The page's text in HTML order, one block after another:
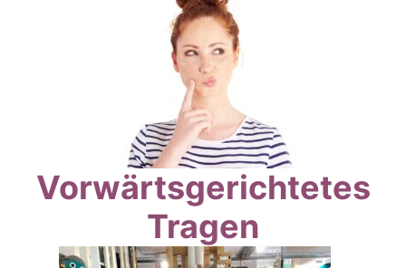
Vorwärtsgerichtetes
Tragen